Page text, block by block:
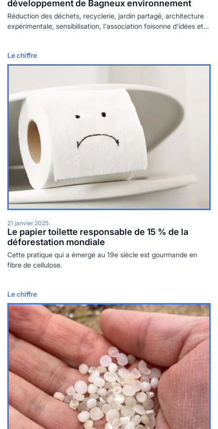
développement de Bagneux environnement
Réduction des déchets, recyclerie, jardin partagé, architecture
expérimentale, sensibilisation, l'association foisonne d'idées et
Le chiffre
21 janvier 2025
Le papier toilette responsable de 15 % de la
déforestation mondiale
Cette pratique qui a émergé au 19e siècle est gourmande en
fibre de cellulose.
Lire plus
Le chiffre
Lire plus